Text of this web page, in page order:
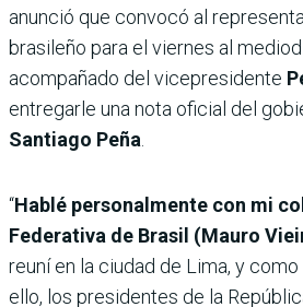
anunció que convocó al
brasileño para el viernes al
acompañado del vicepresidente
entregarle una nota oficial del
Santiago Peña.
“Hablé personalmente con mi
Federativa de Brasil (Mauro
reuní en la ciudad de Lima, y
ello, los presidentes de la